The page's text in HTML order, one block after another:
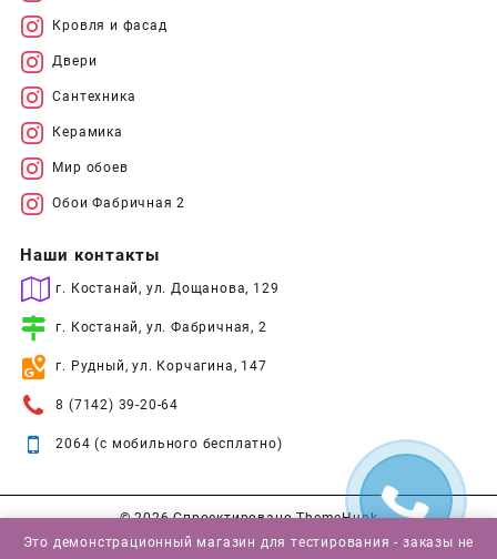
Кровля и фасад
Двери
Сантехника
Керамика
Мир обоев
Обои Фабричная 2
Наши контакты
г. Костанай, ул. Дощанова, 129
г. Костанай, ул. Фабричная, 2
г. Рудный, ул. Корчагина, 147
8 (7142) 39-20-64
2064 (с мобильного бесплатно)
© 2026Спроектировано ThemeHunk
Это демонстрационный магазин для тестирования - заказы не